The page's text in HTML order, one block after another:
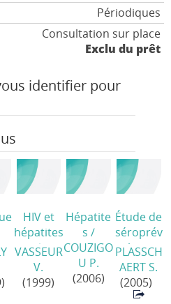
Périodiques
Consultation sur place
Exclu du prêt
identifier pour
HIV et
hépatites
/
VASSEUR
V.
(1999)
Hépatite
s /
COUZIGO
U P.
(2006)
Étude de
séroprév
alence
du VHC,
VHB et
VIH dans
PLASSCH
AERT S.
(2005)